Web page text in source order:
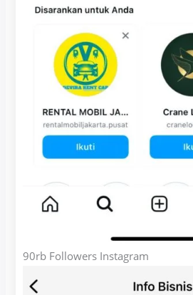
90rb Followers Instagram